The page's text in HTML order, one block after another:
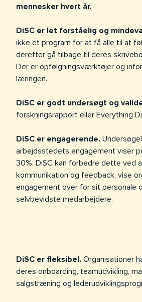
mennesker hvert år.
DiSC er let forståelig og
ikke et program for at få alle til at
derefter gå tilbage til deres
Der er opfølgningsværktøjer og
læringen.
DiSC er godt undersøgt og
forskningsrapport eller Everything
DiSC er engagerende.
arbejdsstedets engagement viser
30%. DiSC kan forbedre dette ved
kommunikation og feedback, vise
engagement over for sit personale
selvbevidste medarbejdere.
DiSC er fleksibel. Organisationer
deres onboarding, teamudvikling,
salgstræning og